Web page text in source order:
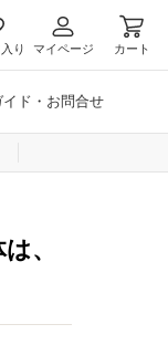
り マイページ カート
イド・お問合せ
、